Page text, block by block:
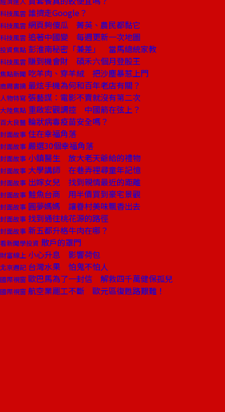
科技風雲 誰擠走Google？
科技風雲 網頁夠傻瓜 菁英、農民都黏它
科技風雲 追著中國變 每週更新一次地圖
投資焦點 彭淮南秘密「兼差」 當馬總統家教
科技風雲 賺到機會財 碩禾六個月登股王
焦點新聞 吃羊肉、穿羊絨 把沙塵暴惹上門
商周書摘 最炫手機為何和百年老店有關？
人物特寫 張藝謀：電影不賣就沒有第二次
大陸焦點 重啟宏觀調控 中國箭在弦上？
百大良醫 輪狀病毒疫苗安全嗎？
封面故事 住在幸福角落
封面故事 嚴選30個幸福角落
封面故事 小鎮醫生 放大老天爺給的禮物
封面故事 大學講師 在巷弄裡尋童年記憶
封面故事 出嫁女兒 找到親情最近的距離
封面故事 鮭魚台商 用半價買到豪宅景觀
封面故事 圓夢媽媽 讓眷村美味飄香出去
封面故事 找到通往桃花源的路徑
封面故事 新五都升格牛肉在哪？
看新聞學投資 散戶的罩門
財富線上 小心升息 影響荷包
北京週記 台灣水果 怕鬼不怕人
國際視窗 歐巴馬為了一封信 解救四千萬健保孤兒
國際視窗 航空業罷工不斷 歐元區復甦路艱難！